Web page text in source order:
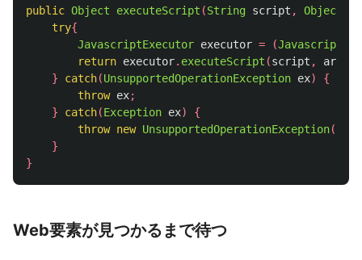
public Object executeScript (String script , Object
try{
JavascriptExecutor executor = (
return executor. executeScript (script , args
}
catch(UnsupportedOperationException ex)
{
throw ex;
}
catch(Exception ex)
{
throw new UnsupportedOperationException(
}
}
Web要素が見つかるまで待つ